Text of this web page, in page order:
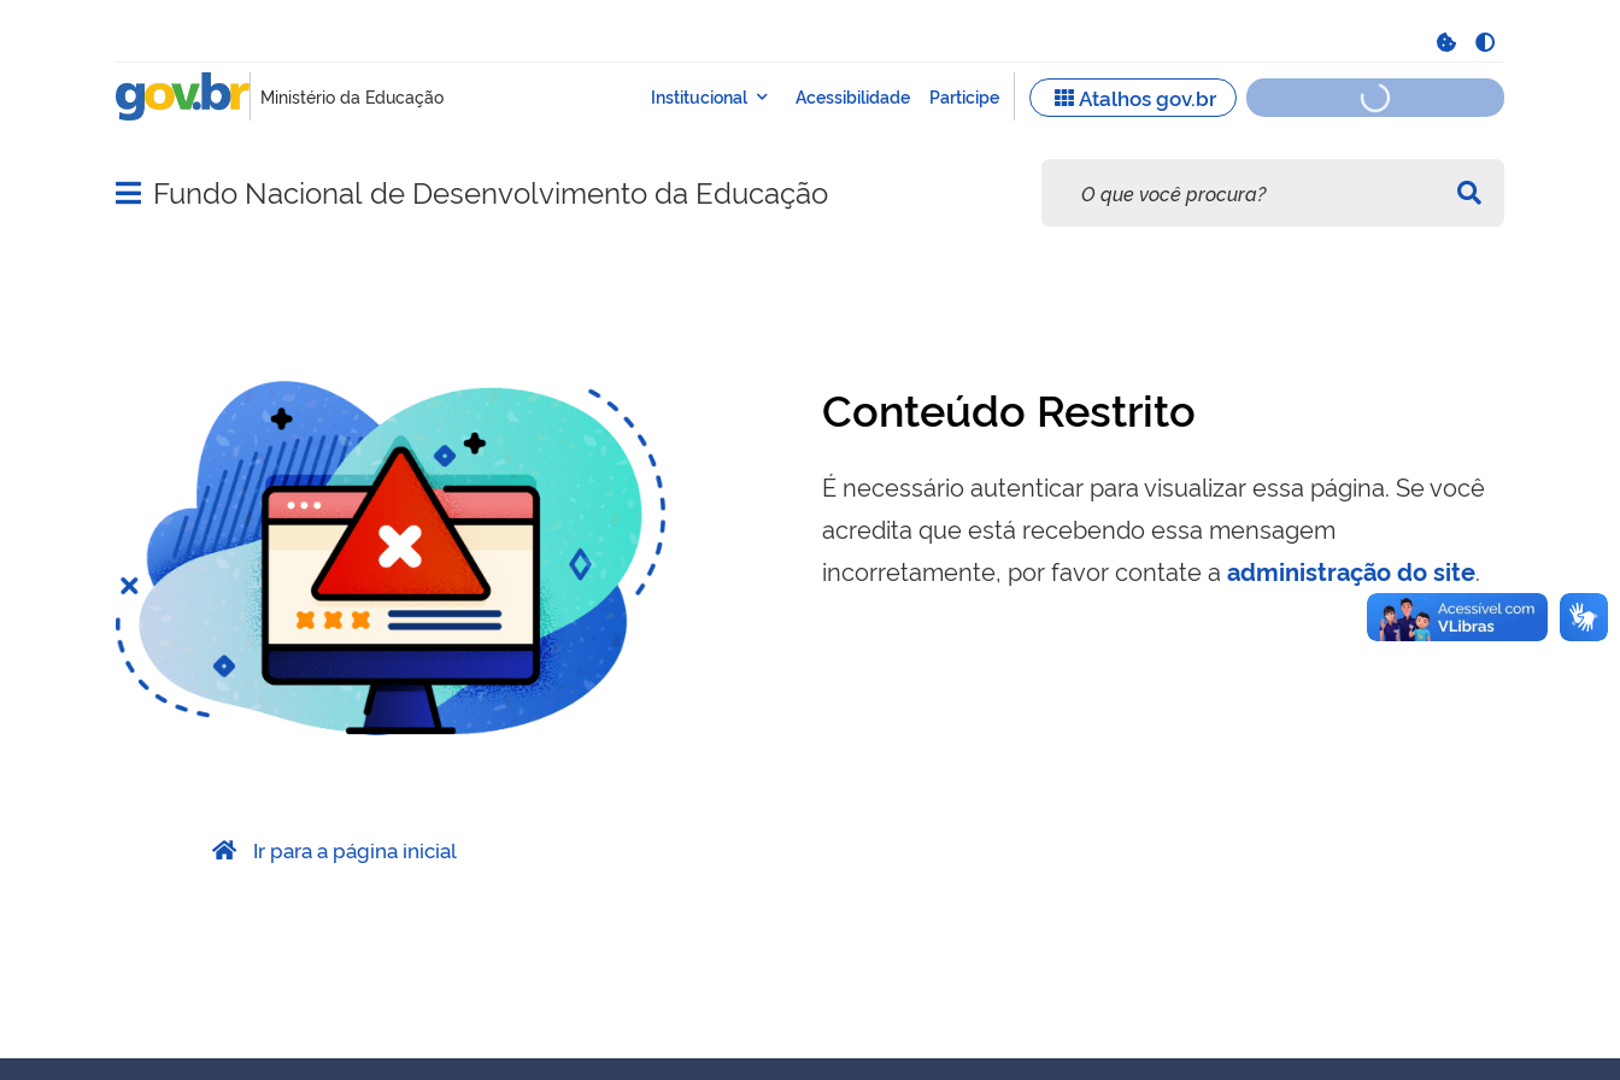
Abrir menu principal de navegação
Fundo Nacional de Desenvolvimento da Educação
Conteúdo Restrito
É necessário autenticar para visualizar essa página. Se você
acredita que está recebendo essa mensagem
incorretamente, por favor contate a administração do site.
Ir para a página inicial